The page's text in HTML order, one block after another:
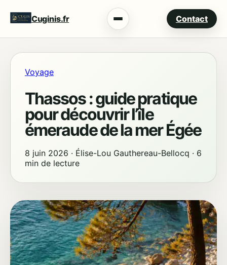
Cuginis.fr Menu Contact
Voyage
Thassos : guide pratique
pour découvrir l’île
émeraude de la mer Égée
8 juin 2026 · Élise-Lou Gauthereau-Bellocq · 6
min de lecture